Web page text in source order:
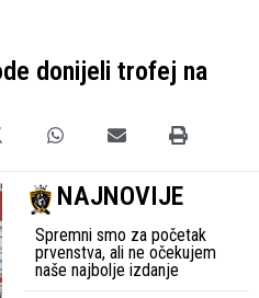
donijeli trofej na
NAJNOVIJE
Spremni smo za početak
prvenstva, ali ne očekujem
naše najbolje izdanje